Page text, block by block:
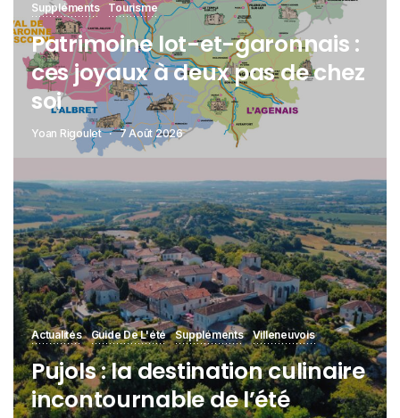
Suppléments
Tourisme
Patrimoine lot-et-garonnais :
ces joyaux à deux pas de chez
soi
Yoan Rigoulet 7 Août 2026
Actualités Guide De L'été Suppléments Villeneuvois
Pujols : la destination culinaire
incontournable de l’été